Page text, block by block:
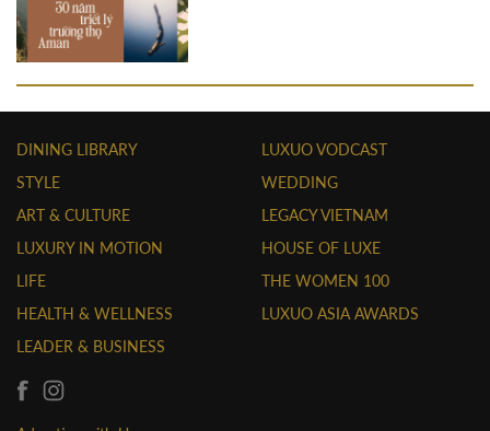
DINING LIBRARY
STYLE
ART & CULTURE
LUXURY IN MOTION
LIFE
HEALTH & WELLNESS
LEADER & BUSINESS
LUXUO VODCAST
WEDDING
LEGACY VIETNAM
HOUSE OF LUXE
THE WOMEN 100
LUXUO ASIA AWARDS